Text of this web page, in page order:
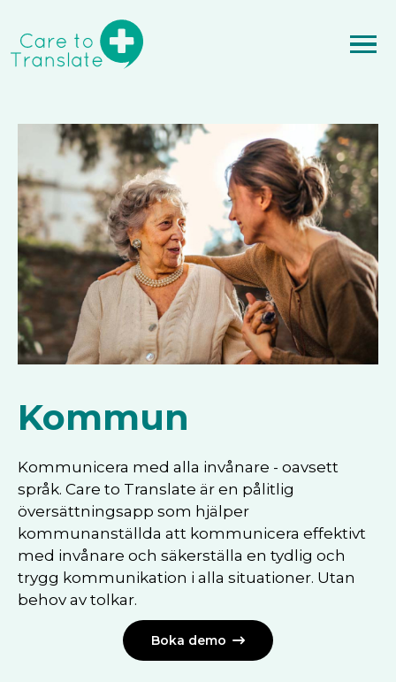
Kommun
Kommunicera med alla invånare - oavsett
språk. Care to Translate är en pålitlig
översättningsapp som hjälper
kommunanställda att kommunicera effektivt
med invånare och säkerställa en tydlig och
trygg kommunikation i alla situationer. Utan
behov av tolkar.
Boka demo 